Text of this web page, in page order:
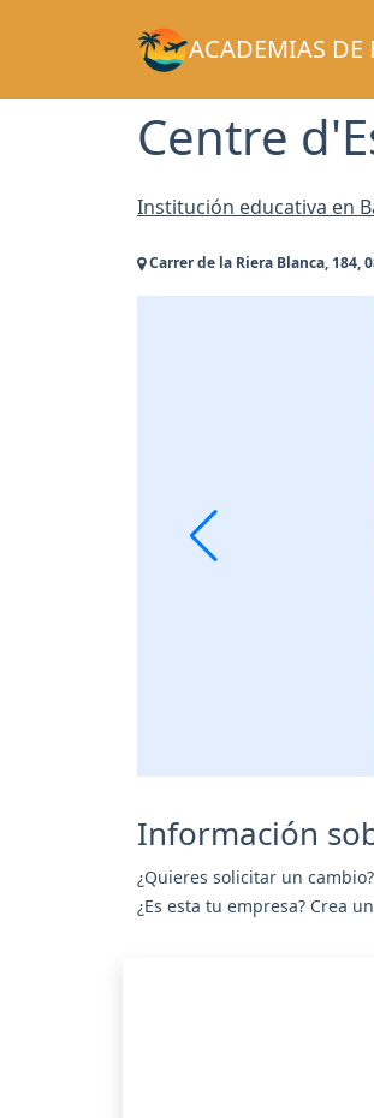
ACADEMIAS DE
Centre
Institución educativa en
Carrer de la Riera Blanca, 184,
Información
¿Quieres solicitar un cambio?
¿Es esta tu empresa? Crea